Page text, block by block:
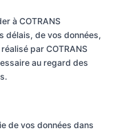
à COTRANS
délais, de vos données,
par COTRANS
au regard des
de vos données dans